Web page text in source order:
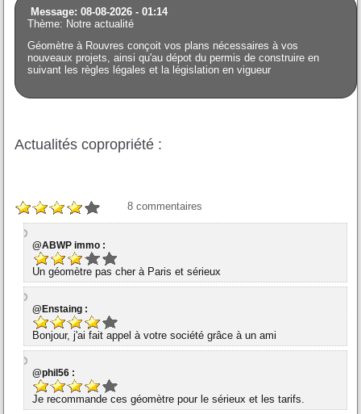
Message: 08-08-2026 - 01:14
Thème: Notre actualité
Géomètre à Rouvres conçoit vos plans nécessaires à vos
nouveaux projets, ainsi qu'au dépot du permis de construire en
suivant les règles légales et la législation en vigueur
Actualités copropriété :
8 commentaires
@ABWP immo :
Un géomètre pas cher à Paris et sérieux
@Enstaing :
Bonjour, j'ai fait appel à votre société grâce à un ami
@phil56 :
Je recommande ces géomètre pour le sérieux et les tarifs.